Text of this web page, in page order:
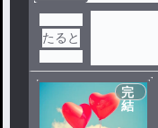
たると
完
結